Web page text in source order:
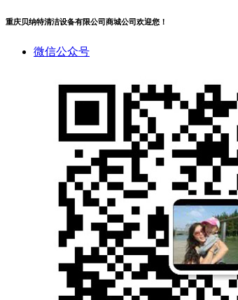
重庆贝纳特清洁设备有限公司商城公司欢迎您！
微信公众号